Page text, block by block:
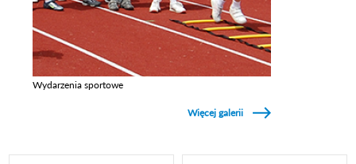
Wydarzenia sportowe
Więcej galerii